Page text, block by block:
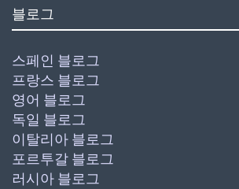
블로그
스페인 블로그
프랑스 블로그
영어 블로그
독일 블로그
이탈리아 블로그
포르투갈 블로그
러시아 블로그